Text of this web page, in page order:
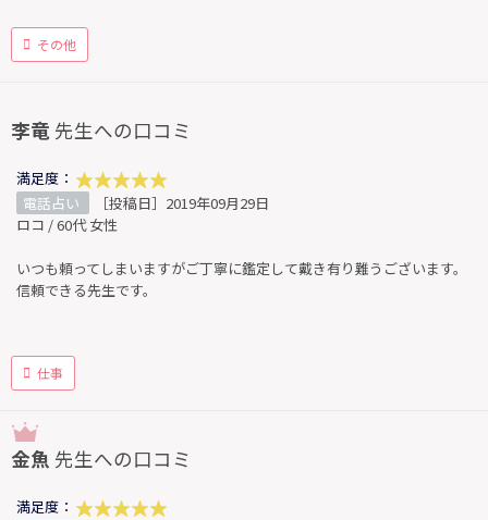
その他
李竜 先生への口コミ
満足度：
電話占い
［投稿日］2019年09月29日
ロコ / 60代 女性
いつも頼ってしまいますがご丁寧に鑑定して戴き有り難うございます。
信頼できる先生です。
仕事
金魚 先生への口コミ
満足度：